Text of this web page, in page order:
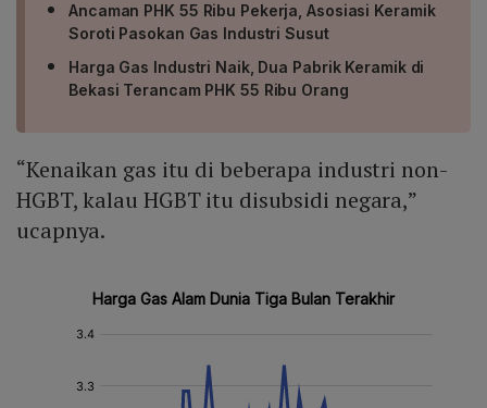
Ancaman PHK 55 Ribu Pekerja, Asosiasi Keramik
Soroti Pasokan Gas Industri Susut
Harga Gas Industri Naik, Dua Pabrik Keramik di
Bekasi Terancam PHK 55 Ribu Orang
“Kenaikan gas itu di beberapa industri non-
HGBT, kalau HGBT itu disubsidi negara,”
ucapnya.